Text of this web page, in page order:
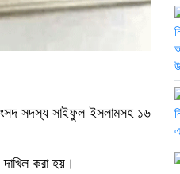
সদস্য সাইফুল ইসলামসহ ১৬
করা হয়।